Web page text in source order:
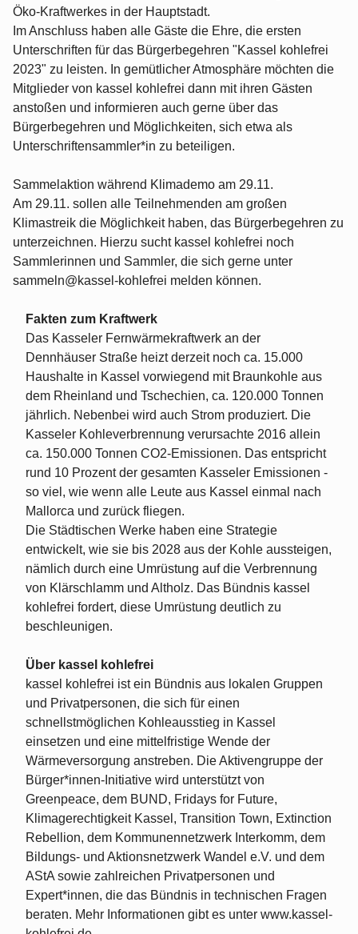
Öko-Kraftwerkes in der Hauptstadt.
Im Anschluss haben alle Gäste die Ehre, die ersten
Unterschriften für das Bürgerbegehren "Kassel kohlefrei
2023" zu leisten. In gemütlicher Atmosphäre möchten die
Mitglieder von kassel kohlefrei dann mit ihren Gästen
anstoßen und informieren auch gerne über das
Bürgerbegehren und Möglichkeiten, sich etwa als
Unterschriftensammler*in zu beteiligen.
Sammelaktion während Klimademo am 29.11.
Am 29.11. sollen alle Teilnehmenden am großen
Klimastreik die Möglichkeit haben, das Bürgerbegehren zu
unterzeichnen. Hierzu sucht kassel kohlefrei noch
Sammlerinnen und Sammler, die sich gerne unter
sammeln@kassel-kohlefrei melden können.
Fakten zum Kraftwerk
Das Kasseler Fernwärmekraftwerk an der
Dennhäuser Straße heizt derzeit noch ca. 15.000
Haushalte in Kassel vorwiegend mit Braunkohle aus
dem Rheinland und Tschechien, ca. 120.000 Tonnen
jährlich. Nebenbei wird auch Strom produziert. Die
Kasseler Kohleverbrennung verursachte 2016 allein
ca. 150.000 Tonnen CO2-Emissionen. Das entspricht
rund 10 Prozent der gesamten Kasseler Emissionen -
so viel, wie wenn alle Leute aus Kassel einmal nach
Mallorca und zurück fliegen.
Die Städtischen Werke haben eine Strategie
entwickelt, wie sie bis 2028 aus der Kohle aussteigen,
nämlich durch eine Umrüstung auf die Verbrennung
von Klärschlamm und Altholz. Das Bündnis kassel
kohlefrei fordert, diese Umrüstung deutlich zu
beschleunigen.
Über kassel kohlefrei
kassel kohlefrei ist ein Bündnis aus lokalen Gruppen
und Privatpersonen, die sich für einen
schnellstmöglichen Kohleausstieg in Kassel
einsetzen und eine mittelfristige Wende der
Wärmeversorgung anstreben. Die Aktivengruppe der
Bürger*innen-Initiative wird unterstützt von
Greenpeace, dem BUND, Fridays for Future,
Klimagerechtigkeit Kassel, Transition Town, Extinction
Rebellion, dem Kommunennetzwerk Interkomm, dem
Bildungs- und Aktionsnetzwerk Wandel e.V. und dem
AStA sowie zahlreichen Privatpersonen und
Expert*innen, die das Bündnis in technischen Fragen
beraten. Mehr Informationen gibt es unter www.kassel-